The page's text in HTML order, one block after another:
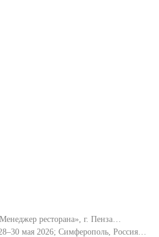
ресторана», г. Пенза…
мая 2026; Симферополь, Россия…